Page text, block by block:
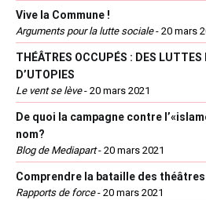
Vive la Commune !
Arguments pour la lutte sociale- 20 mars
THÉÂTRES OCCUPÉS : DES LUTTES
D’UTOPIES
Le vent se lève- 20 mars 2021
De quoi la campagne contre
nom?
Blog de Mediapart- 20 mars 2021
Comprendre la bataille des
Rapports de force- 20 mars 2021